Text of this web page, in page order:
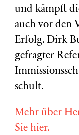
und kämpft
auch vor den
Erfolg. Dirk
gefragter
schult.
Mehr über
Sie hier.